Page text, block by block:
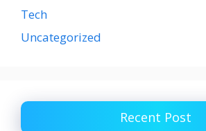
Tech
Uncategorized
Recent Post